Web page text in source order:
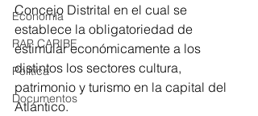
Economía
RAP CARIBE
Política
Documentos
Concejo Distrital en el cual se
establece la obligatoriedad de
estimular económicamente a los
distintos los sectores cultura,
patrimonio y turismo en la capital del
Atlántico.